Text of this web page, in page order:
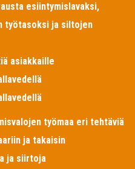
esiintymislavaksi,
työtasoksi ja siltojen
asiakkaille
työmaa eri tehtäviä
ja takaisin
ja siirtoja